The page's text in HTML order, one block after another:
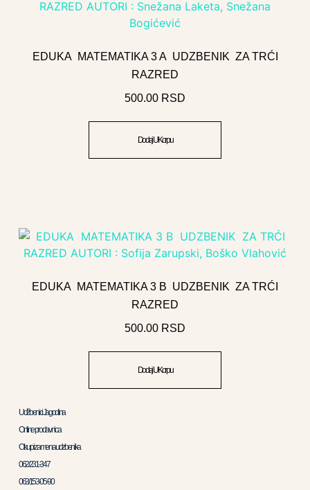
EDUKA MATEMATIKA 3 A UDZBENIK ZA TRĆI
RAZRED
500.00 RSD
Dodaj U Korpu
EDUKA MATEMATIKA 3 B UDZBENIK ZA TRĆI
RAZRED
500.00 RSD
Dodaj U Korpu
Udžbenici Jagodina
Online prodavnica
Otkup i zamena udzbenika
062/231-347
063/153-05-90